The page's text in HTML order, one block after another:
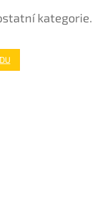
kategorie.